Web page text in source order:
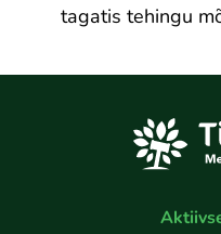
tagatis tehingu